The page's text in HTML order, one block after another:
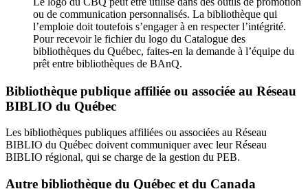
ou de communication personnalisés. La bibliothèque qui
l’emploie doit toutefois s’engager à en respecter l’intégrité.
Pour recevoir le fichier du logo du Catalogue des
bibliothèques du Québec, faites-en la demande à l’équipe du
prêt entre bibliothèques de BAnQ.
Bibliothèque publique affiliée ou associée au Réseau
BIBLIO du Québec
Les bibliothèques publiques affiliées ou associées au Réseau
BIBLIO du Québec doivent communiquer avec leur Réseau
BIBLIO régional, qui se charge de la gestion du PEB.
Autre bibliothèque du Québec et du Canada